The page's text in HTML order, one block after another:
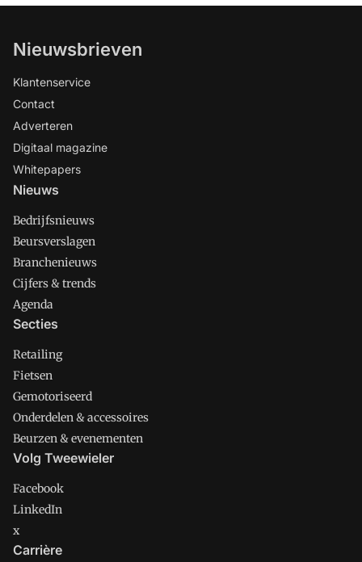
Nieuwsbrieven
Klantenservice
Contact
Adverteren
Digitaal magazine
Whitepapers
Nieuws
Bedrijfsnieuws
Beursverslagen
Branchenieuws
Cijfers & trends
Agenda
Secties
Retailing
Fietsen
Gemotoriseerd
Onderdelen & accessoires
Beurzen & evenementen
Volg Tweewieler
Facebook
LinkedIn
x
Carrière